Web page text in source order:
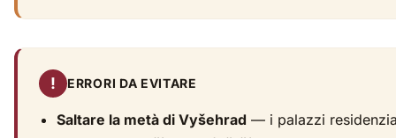
! ERRORI DA EVITARE
Saltare la metà di Vyšehrad — i palazzi